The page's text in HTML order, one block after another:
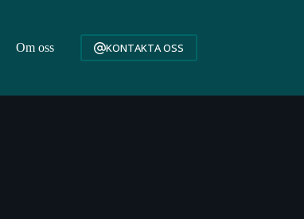
Om oss KONTAKTA OSS